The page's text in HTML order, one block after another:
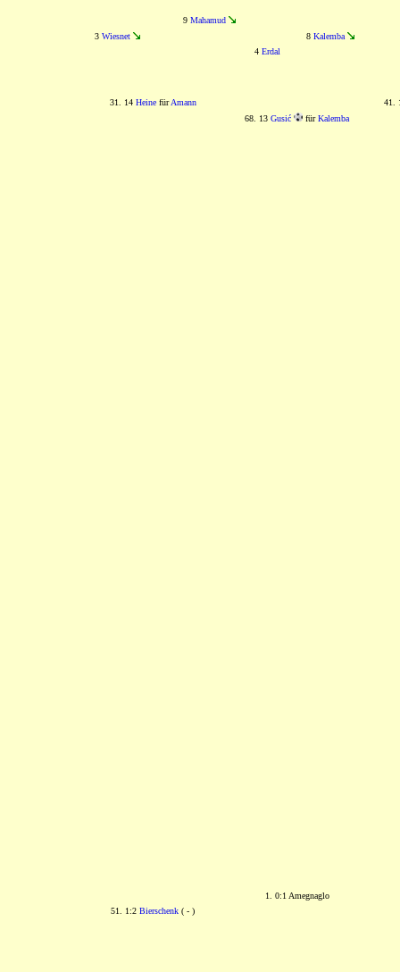
9 Mahamud
3 Wiesnet 8 Kalemba
4 Erdal
31. 14 HeinefürAmann
41.
68. 13 Gusić fürKalemba
1. 0:1 Amegnaglo
51. 1:2 Bierschenk ( - )